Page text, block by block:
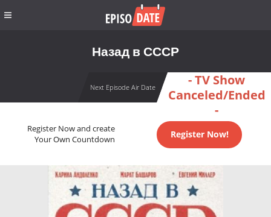
Назад в СССР
Next Episode Air Date
- TV Show
Canceled/Ended
-
Register Now and create
Your Own Countdown
Register Now!